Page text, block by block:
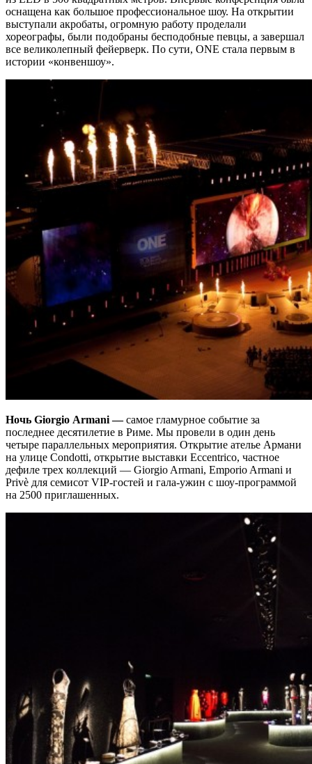
оснащена как большое профессиональное шоу. На открытии
выступали акробаты, огромную работу проделали
хореографы, были подобраны бесподобные певцы, а завершал
все великолепный фейерверк. По сути, ONE стала первым в
истории «конвеншоу».
Ночь Giorgio Armani—самое гламурное событие за
последнее десятилетие в Риме. Мы провели в один день
четыре параллельных мероприятия. Открытие ателье Армани
на улице Condotti, открытие выставки Eccentrico, частное
дефиле трех коллекций — Giorgio Armani, Emporio Armani и
Privè для семисот VIP-гостей и гала-ужин с шоу-программой
на 2500 приглашенных.